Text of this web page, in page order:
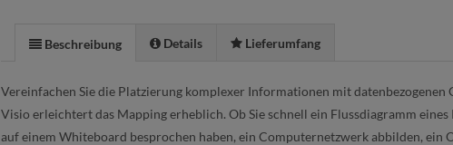
Beschreibung Details Lieferumfang
Vereinfachen Sie die Platzierung komplexer Informationen mit
Visio erleichtert das Mapping erheblich. Ob Sie schnell ein Flussdiagramm
auf einem Whiteboard besprochen haben, ein Computernetzwerk abbilden, ein